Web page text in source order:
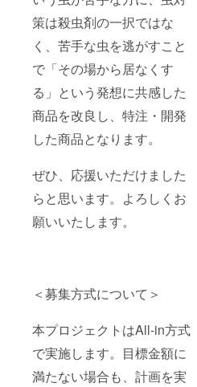
策は殺虫剤の一択ではな
く、苦手な虫を逃がすこと
で「その場から居なくす
る」という発想に共感した
商品を改良し、特注・開発
した商品となります。
ぜひ、応援いただけました
らと思います。よろしくお
願いいたします。
＜募集方式について＞
本プロジェクトはAll-in方式
で実施します。目標金額に
満たない場合も、計画を実